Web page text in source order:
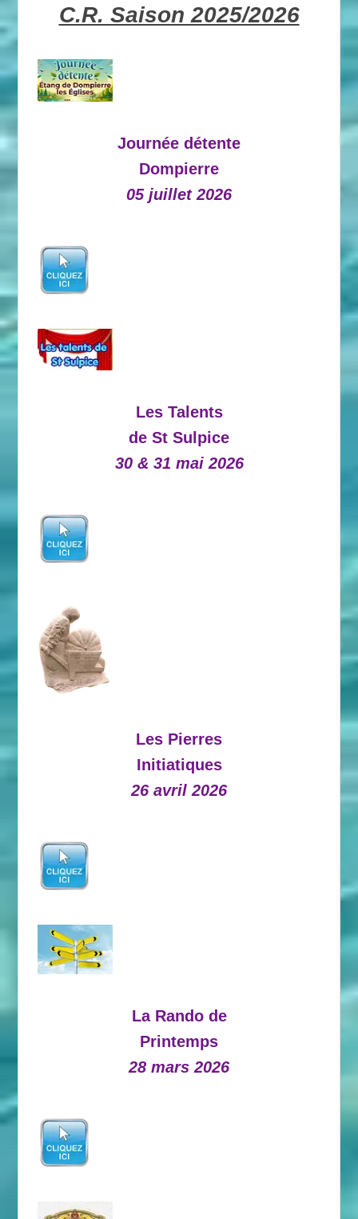
C.R. Saison 2025/2026
Journée détente
Dompierre
05 juillet 2026
Les Talents
de St Sulpice
30 & 31 mai 2026
Les Pierres
Initiatiques
26 avril 2026
La Rando de
Printemps
28 mars 2026